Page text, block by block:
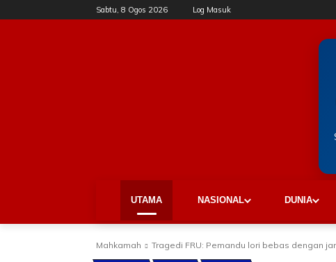
Sabtu, 8 Ogos 2026 Log Masuk
UTAMA NASIONAL DUNIA
Mahkamah Tragedi FRU: Pemandu lori bebas dengan